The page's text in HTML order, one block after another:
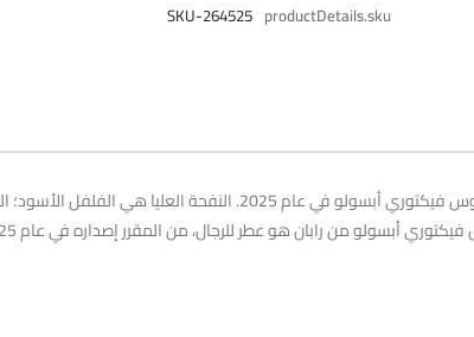
productDetails.sku
SKU-264525
إفيكتوس فيكتوري أبسولو من رابان هو عطر خشبي للرجال. هذا عطر جديد. تم إطلاق إفيكتوس